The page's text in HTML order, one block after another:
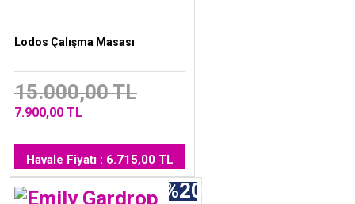
Lodos Çalışma Masası
15.000,00 TL
7.900,00 TL
Havale Fiyatı : 6.715,00 TL
%20